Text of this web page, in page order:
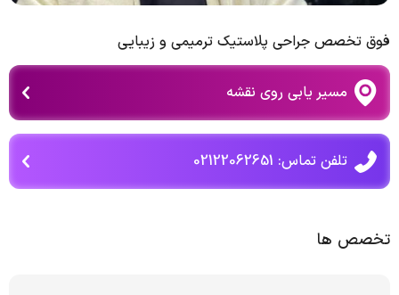
فوق تخصص جراحی پلاستیک ترمیمی و زیبایی
مسیر یابی روی نقشه
تلفن تماس: 02122062651
تخصص ها